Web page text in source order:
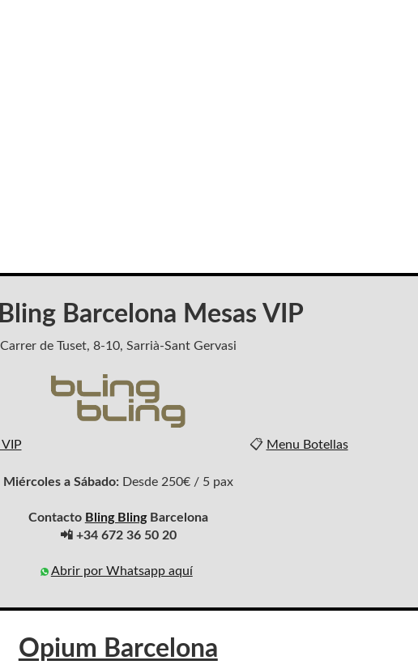
Barcelona Mesas VIP
Carrer de Tuset, 8-10, Sarrià-Sant Gervasi
📋 Menu Botellas
Miércoles a Sábado: Desde 250€ / 5 pax
Contacto Bling BlingBarcelona
📲 +34 672 36 50 20
Abrir por Whatsapp aquí
Opium Barcelona